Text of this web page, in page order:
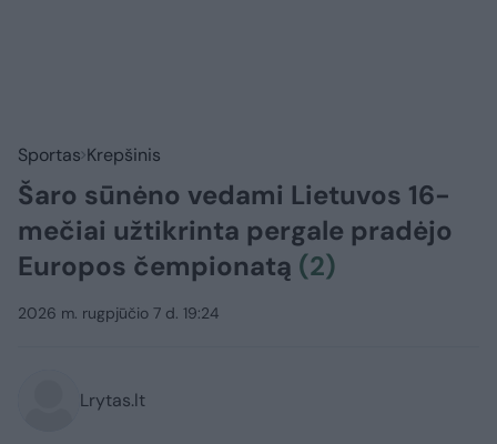
Sportas Krepšinis
Šaro sūnėno vedami Lietuvos 16-
mečiai užtikrinta pergale pradėjo
Europos čempionatą (2)
2026 m. rugpjūčio 7 d. 19:24
Lrytas.lt